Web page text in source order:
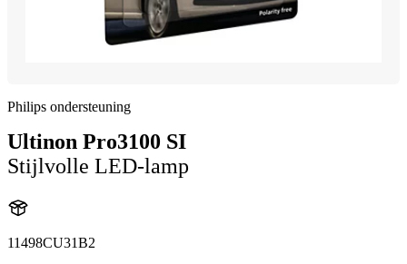
Philips ondersteuning
Ultinon Pro3100 SI
Stijlvolle LED-lamp
11498CU31B2